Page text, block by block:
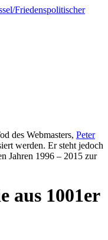
des Webmasters, Peter
werden. Er steht jedoch
Jahren 1996 – 2015 zur
aus 1001er